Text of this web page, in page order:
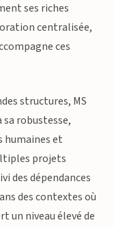
ses riches
centralisée,
ces
structures, MS
sa robustesse,
humaines et
projets
des dépendances
des contextes où
un niveau élevé de